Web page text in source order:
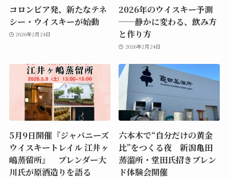
コロンビア発、新たなテネ
シー・ウイスキーが始動
2026年2月24日
2026年のウイスキー予測
──静かに変わる、飲み方
と作り方
2026年2月24日
5月9日開催『ジャパニーズ
ウイスキートレイル 江井ヶ
嶋蒸留所』 ブレンダー大
川氏が原酒造りを語る
六本木で“自分だけの黄金
比”をつくる夜 新潟亀田
蒸溜所・堂田氏招きブレン
ド体験会開催